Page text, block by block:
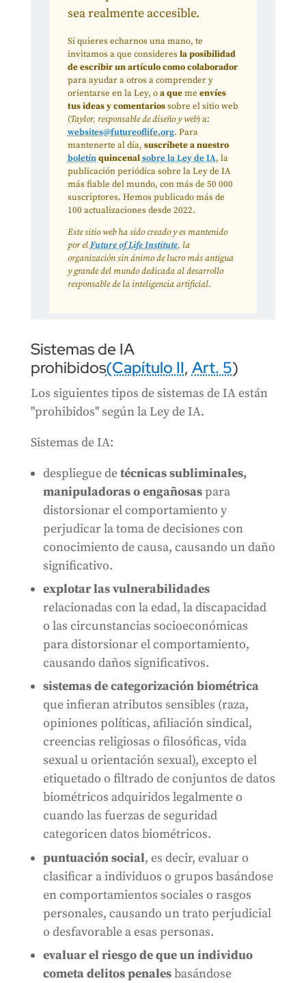
sea realmente accesible.
Si quieres echarnos una mano, te
invitamos a que consideres la posibilidad
de escribir un artículo como colaborador
para ayudar a otros a comprender y
orientarse en la Ley, oa queme envíes
tus ideas y comentariossobre el sitio web
(Taylor, responsable de diseño y web) a:
websites@futureoflife.org. Para
mantenerte al día, suscríbete a nuestro
boletínquincenalsobre la Ley de IA, la
publicación periódica sobre la Ley de IA
más fiable del mundo, con más de 50 000
suscriptores. Hemos publicado más de
100 actualizaciones desde 2022.
Este sitio web ha sido creado y es mantenido
por elFuture of Life Institute, la
organización sin ánimo de lucro más antigua
y grande del mundo dedicada al desarrollo
responsable de la inteligencia artificial.
Sistemas de IA
prohibidos(Capítulo II, Art. 5)
Los siguientes tipos de sistemas de IA están
"prohibidos" según la Ley de IA.
Sistemas de IA:
despliegue detécnicas subliminales,
manipuladoras o engañosaspara
distorsionar el comportamiento y
perjudicar la toma de decisiones con
conocimiento de causa, causando un daño
significativo.
explotar las vulnerabilidades
relacionadas con la edad, la discapacidad
o las circunstancias socioeconómicas
para distorsionar el comportamiento,
causando daños significativos.
sistemas de categorización biométrica
que infieran atributos sensibles (raza,
opiniones políticas, afiliación sindical,
creencias religiosas o filosóficas, vida
sexual u orientación sexual), excepto el
etiquetado o filtrado de conjuntos de datos
biométricos adquiridos legalmente o
cuando las fuerzas de seguridad
categoricen datos biométricos.
puntuación social, es decir, evaluar o
clasificar a individuos o grupos basándose
en comportamientos sociales o rasgos
personales, causando un trato perjudicial
o desfavorable a esas personas.
evaluar el riesgo de que un individuo
cometa delitos penalesbasándose